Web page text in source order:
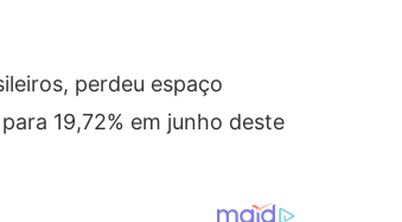
perdeu espaço
19,72% em junho deste